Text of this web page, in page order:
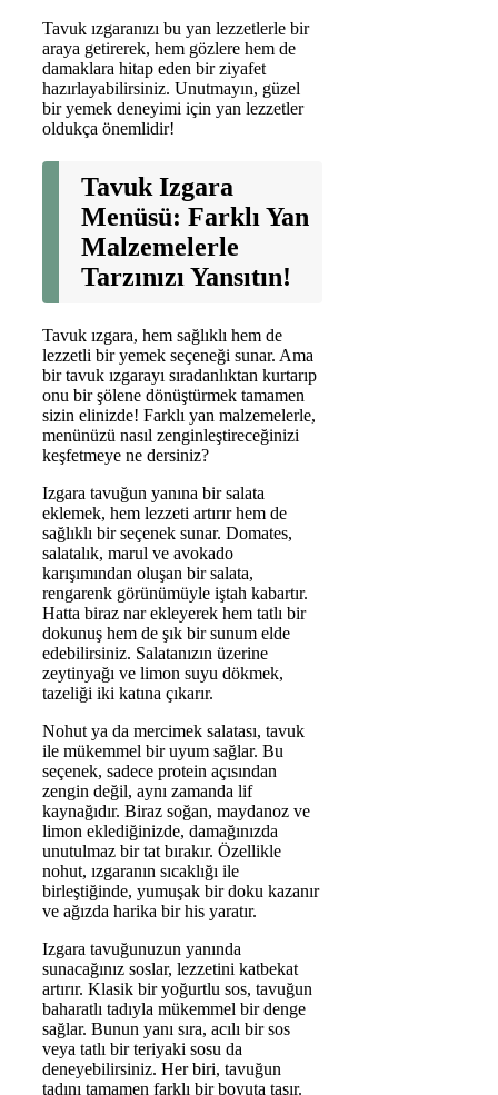
Tavuk ızgaranızı bu yan lezzetlerle bir
araya getirerek, hem gözlere hem de
damaklara hitap eden bir ziyafet
hazırlayabilirsiniz. Unutmayın, güzel
bir yemek deneyimi için yan lezzetler
oldukça önemlidir!
Tavuk Izgara
Menüsü: Farklı Yan
Malzemelerle
Tarzınızı Yansıtın!
Tavuk ızgara, hem sağlıklı hem de
lezzetli bir yemek seçeneği sunar. Ama
bir tavuk ızgarayı sıradanlıktan kurtarıp
onu bir şölene dönüştürmek tamamen
sizin elinizde! Farklı yan malzemelerle,
menünüzü nasıl zenginleştireceğinizi
keşfetmeye ne dersiniz?
Izgara tavuğun yanına bir salata
eklemek, hem lezzeti artırır hem de
sağlıklı bir seçenek sunar. Domates,
salatalık, marul ve avokado
karışımından oluşan bir salata,
rengarenk görünümüyle iştah kabartır.
Hatta biraz nar ekleyerek hem tatlı bir
dokunuş hem de şık bir sunum elde
edebilirsiniz. Salatanızın üzerine
zeytinyağı ve limon suyu dökmek,
tazeliği iki katına çıkarır.
Nohut ya da mercimek salatası, tavuk
ile mükemmel bir uyum sağlar. Bu
seçenek, sadece protein açısından
zengin değil, aynı zamanda lif
kaynağıdır. Biraz soğan, maydanoz ve
limon eklediğinizde, damağınızda
unutulmaz bir tat bırakır. Özellikle
nohut, ızgaranın sıcaklığı ile
birleştiğinde, yumuşak bir doku kazanır
ve ağızda harika bir his yaratır.
Izgara tavuğunuzun yanında
sunacağınız soslar, lezzetini katbekat
artırır. Klasik bir yoğurtlu sos, tavuğun
baharatlı tadıyla mükemmel bir denge
sağlar. Bunun yanı sıra, acılı bir sos
veya tatlı bir teriyaki sosu da
deneyebilirsiniz. Her biri, tavuğun
tadını tamamen farklı bir boyuta taşır.